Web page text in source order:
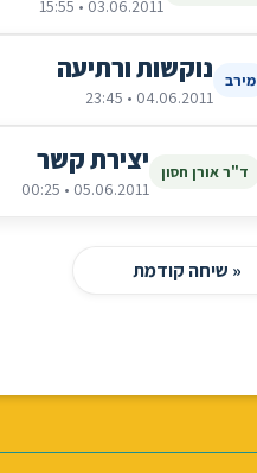
03.06.2011 • 15:55
מירב נוקשות ורתיעה
04.06.2011 • 23:45
ד"ר אורן חסון יצירת קשר
05.06.2011 • 00:25
« שיחה קודמת